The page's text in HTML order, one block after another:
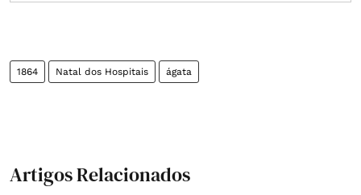
1864 Natal dos Hospitais ágata
Artigos Relacionados